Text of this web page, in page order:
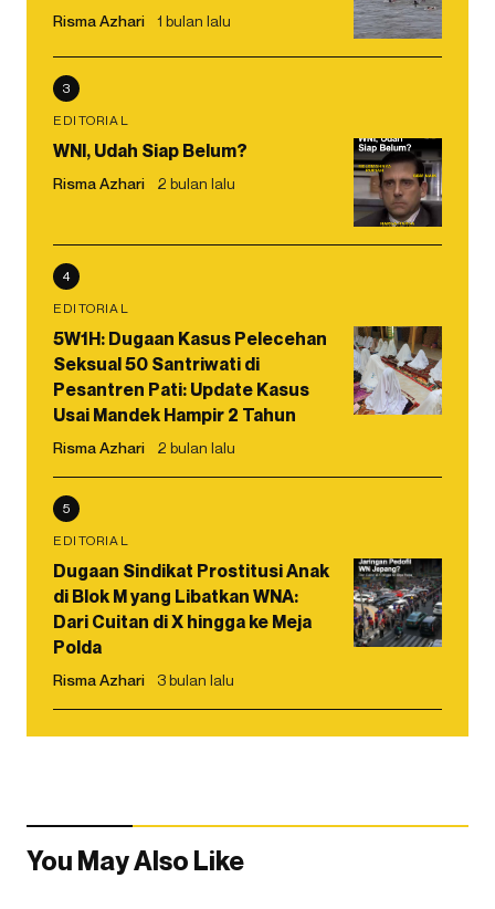
Risma Azhari 1 bulan lalu
3
EDITORIAL
WNI, Udah Siap Belum?
Risma Azhari 2 bulan lalu
4
EDITORIAL
5W1H: Dugaan Kasus Pelecehan
Seksual 50 Santriwati di
Pesantren Pati: Update Kasus
Usai Mandek Hampir 2 Tahun
Risma Azhari 2 bulan lalu
5
EDITORIAL
Dugaan Sindikat Prostitusi Anak
di Blok M yang Libatkan WNA:
Dari Cuitan di X hingga ke Meja
Polda
Risma Azhari 3 bulan lalu
You May Also Like